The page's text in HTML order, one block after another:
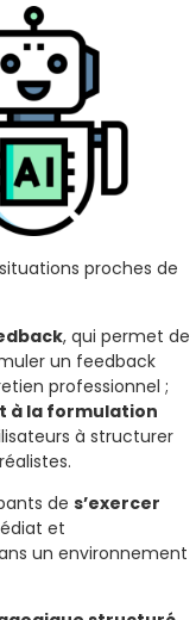
proches de
, qui permet de
un feedback
professionnel ;
à la formulation
à structurer
de s’exercer
et
un environnement